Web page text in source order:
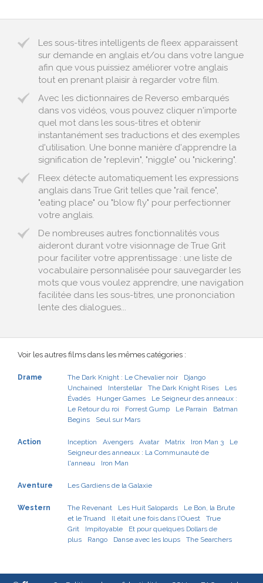
Les sous-titres intelligents de fleex apparaissent
sur demande en anglais et/ou dans votre langue
afin que vous puissiez améliorer votre anglais
tout en prenant plaisir à regarder votre film.
Avec les dictionnaires de Reverso embarqués
dans vos vidéos, vous pouvez cliquer n'importe
quel mot dans les sous-titres et obtenir
instantanément ses traductions et des exemples
d'utilisation. Une bonne manière d'apprendre la
signification de "replevin", "niggle" ou "nickering".
Fleex détecte automatiquement les expressions
anglais dans True Grit telles que "rail fence",
"eating place" ou "blow fly" pour perfectionner
votre anglais.
De nombreuses autres fonctionnalités vous
aideront durant votre visionnage de True Grit
pour faciliter votre apprentissage : une liste de
vocabulaire personnalisée pour sauvegarder les
mots que vous voulez apprendre, une navigation
facilitée dans les sous-titres, une prononciation
lente des dialogues...
Voir les autres films dans les mêmes catégories :
Drame The Dark Knight : Le Chevalier noir
Django
Unchained
Interstellar The Dark Knight Rises
Les
Évadés
Hunger Games
Le Seigneur des anneaux :
Le Retour du roi
Forrest Gump Le Parrain
Batman
Begins
Seul sur Mars
Action Inception Avengers Avatar Matrix Iron Man 3
Le
Seigneur des anneaux : La Communauté de
l'anneau
Iron Man
Aventure Les Gardiens de la Galaxie
Western The Revenant Les Huit Salopards
Le Bon, la Brute
et le Truand
Il était une fois dans l'Ouest
True
Grit
Impitoyable
Et pour quelques Dollars de
plus
Rango Danse avec les loups The Searchers